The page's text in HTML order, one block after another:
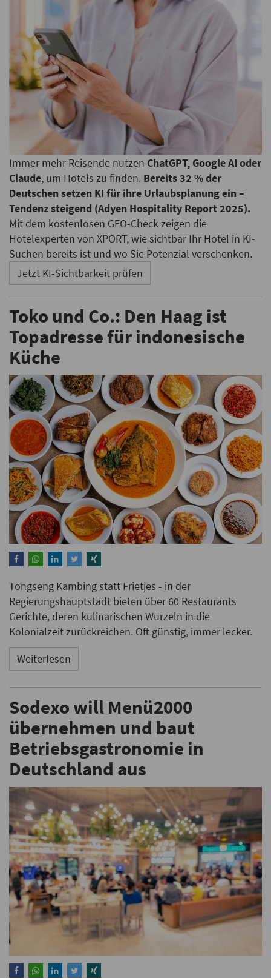
Immer mehr Reisende nutzen ChatGPT, Google AI oder
Claude, um Hotels zu finden. Bereits 32 % der
Deutschen setzen KI für ihre Urlaubsplanung ein –
Tendenz steigend (Adyen Hospitality Report 2025).
Mit dem kostenlosen GEO-Check zeigen die
Hotelexperten von XPORT, wie sichtbar Ihr Hotel in KI-
Suchen bereits ist und wo Sie Potenzial verschenken.
Jetzt KI-Sichtbarkeit prüfen
Toko und Co.: Den Haag ist
Topadresse für indonesische
Küche
Tongseng Kambing statt Frietjes - in der
Regierungshauptstadt bieten über 60 Restaurants
Gerichte, deren kulinarischen Wurzeln in die
Kolonialzeit zurückreichen. Oft günstig, immer lecker.
Weiterlesen
Sodexo will Menü2000
übernehmen und baut
Betriebsgastronomie in
Deutschland aus